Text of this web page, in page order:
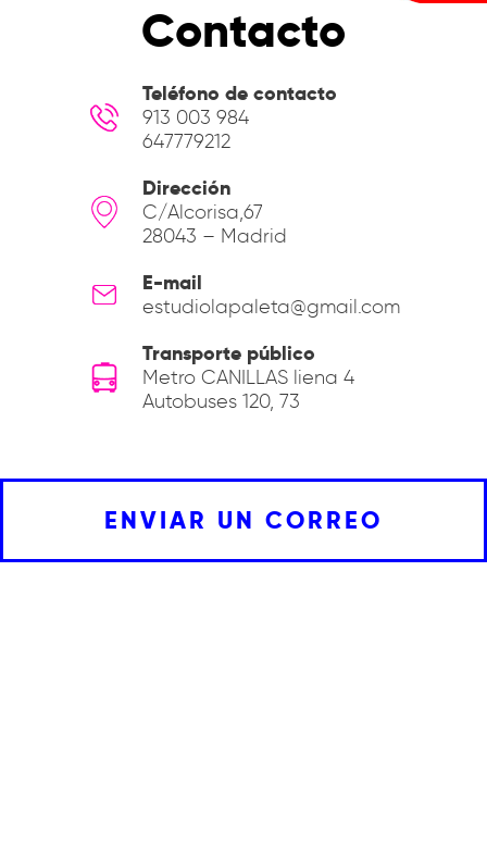
Contacto
Teléfono de contacto
913 003 984
647779212
Dirección
C/Alcorisa,67
28043 – Madrid
E-mail
estudiolapaleta@gmail.com
Transporte público
Metro CANILLAS liena 4
Autobuses 120, 73
ENVIAR UN CORREO